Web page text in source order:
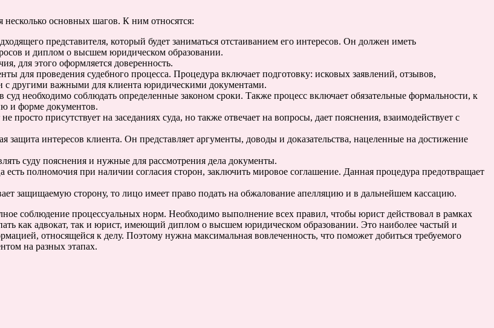
несколько основных шагов. К ним относятся:
представителя, который будет заниматься отстаиванием его интересов. Он должен иметь
и диплом о высшем юридическом образовании.
для этого оформляется доверенность.
для проведения судебного процесса. Процедура включает подготовку: исковых заявлений, отзывов,
с другими важными для клиента юридическими документами.
необходимо соблюдать определенные законом сроки. Также процесс включает обязательные формальности, к
и форме документов.
просто присутствует на заседаниях суда, но также отвечает на вопросы, дает пояснения, взаимодействует с
защита интересов клиента. Он представляет аргументы, доводы и доказательства, нацеленные на достижение
суду пояснения и нужные для рассмотрения дела документы.
полномочия при наличии согласия сторон, заключить мировое соглашение. Данная процедура предотвращает
защищаемую сторону, то лицо имеет право подать на обжалование апелляцию и в дальнейшем кассацию.
соблюдение процессуальных норм. Необходимо выполнение всех правил, чтобы юрист действовал в рамках
как адвокат, так и юрист, имеющий диплом о высшем юридическом образовании. Это наиболее частый и
относящейся к делу. Поэтому нужна максимальная вовлеченность, что поможет добиться требуемого
на разных этапах.